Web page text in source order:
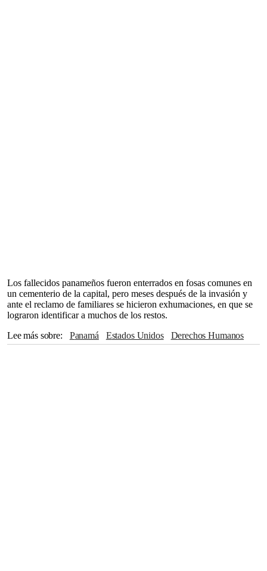
Los fallecidos panameños fueron enterrados en fosas comunes en
un cementerio de la capital, pero meses después de la invasión y
ante el reclamo de familiares se hicieron exhumaciones, en que se
lograron identificar a muchos de los restos.
Lee más sobre
Panamá Estados Unidos Derechos Humanos